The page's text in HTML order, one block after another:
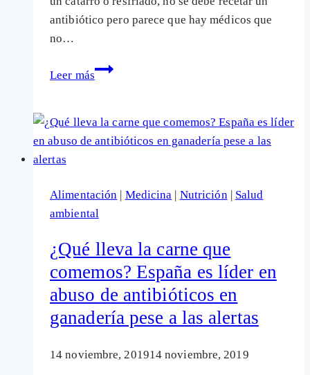
antibiótico pero parece que hay médicos que
no…
Leer más
Continúa
para
simples
peligrosos
cócteles
fármacos
muy
cuestionados
Alimentación | Medicina | Nutrición| Salud
ambiental
¿Qué lleva la carne que
comemos? España es líder en
abuso de antibióticos en
ganadería pese a las alertas
14 noviembre, 201914 noviembre, 2019